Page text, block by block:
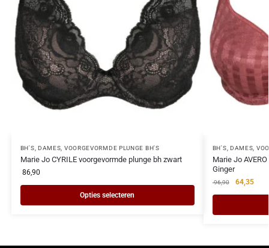
BH'S DAMES VOORGEVORMDE PLUNGE BH'S
Marie Jo CYRILE voorgevormde plunge bh zwart
86,90
Opties selecteren
BH'S DAMES
Marie Jo
Ginger
96,90 64,35